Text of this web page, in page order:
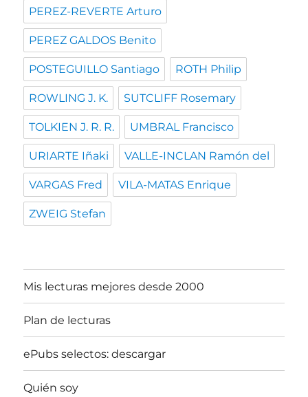
PEREZ-REVERTE Arturo
PEREZ GALDOS Benito
POSTEGUILLO Santiago ROTH Philip
ROWLING J. K. SUTCLIFF Rosemary
TOLKIEN J. R. R. UMBRAL Francisco
URIARTE Iñaki VALLE-INCLAN Ramón del
VARGAS Fred VILA-MATAS Enrique
ZWEIG Stefan
Mis lecturas mejores desde 2000
Plan de lecturas
ePubs selectos: descargar
Quién soy